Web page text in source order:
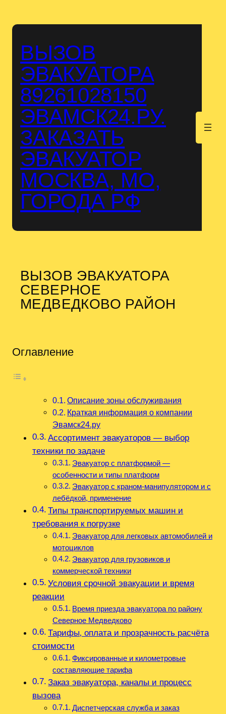
ВЫЗОВ
ЭВАКУАТОРА
89261028150
ЭВАМСК24.РУ.
ЗАКАЗАТЬ
ЭВАКУАТОР
МОСКВА, МО,
ГОРОДА РФ
ВЫЗОВ ЭВАКУАТОРА
СЕВЕРНОЕ
МЕДВЕДКОВО РАЙОН
Оглавление
Описание зоны обслуживания
Краткая информация о компании
Эвамск24.ру
Ассортимент эвакуаторов — выбор
техники по задаче
Эвакуатор с платформой —
особенности и типы платформ
Эвакуатор с краном‑манипулятором и с
лебёдкой, применение
Типы транспортируемых машин и
требования к погрузке
Эвакуатор для легковых автомобилей и
мотоциклов
Эвакуатор для грузовиков и
коммерческой техники
Условия срочной эвакуации и время
реакции
Время приезда эвакуатора по району
Северное Медведково
Тарифы‚ оплата и прозрачность расчёта
стоимости
Фиксированные и километровые
составляющие тарифа
Заказ эвакуатора, каналы и процесс
вызова
Диспетчерская служба и заказ